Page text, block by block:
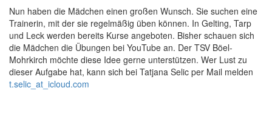
Nun haben die Mädchen einen großen Wunsch. Sie suchen eine
Trainerin, mit der sie regelmäßig üben können. In Gelting, Tarp
und Leck werden bereits Kurse angeboten. Bisher schauen sich
die Mädchen die Übungen bei YouTube an. Der TSV Böel-
Mohrkirch möchte diese Idee gerne unterstützen. Wer Lust zu
dieser Aufgabe hat, kann sich bei Tatjana Selic per Mail melden
t.selic _at_ icloud.com